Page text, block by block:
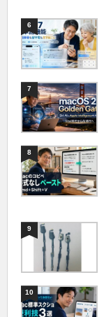
6
7
8
9
10